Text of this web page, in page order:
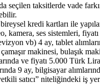
seçilen taksitlerde vade
bireysel kredi kartları ile
kamera, ses sistemleri,
vb) 4 ay, tablet
makinesi, bulaşık
ve fiyatı 5.000 Türk
9 ay, bilgisayar
satıcı” niteliğindeki iş